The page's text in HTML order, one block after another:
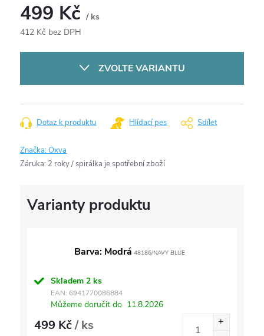
499 Kč/ ks
412 Kč bez DPH
ZVOLTE VARIANTU
Dotaz k produktu Hlídací pes Sdílet
Značka:Oxva
Záruka: 2 roky / spirálka je spotřební zboží
Barva: Modrá 48186/NAVY BLUE
Skladem 2 ks
EAN: 6941770086884
Můžeme doručit do 11.8.2026
499 Kč/ ks